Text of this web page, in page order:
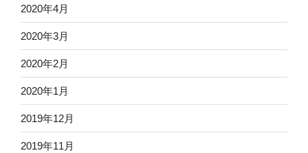
2020年4月
2020年3月
2020年2月
2020年1月
2019年12月
2019年11月